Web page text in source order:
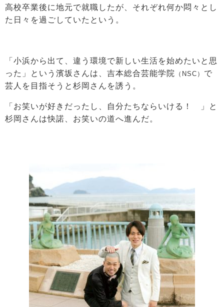
高校卒業後に地元で就職したが、それぞれ何か悶々とし
た日々を過ごしていたという。
「小浜から出て、違う環境で新しい生活を始めたいと思
った」という濱坂さんは、吉本総合芸能学院
（NSC） で
芸人を目指そうと杉岡さんを誘う。
「お笑いが好きだったし、自分たちならいける！ 」と
杉岡さんは快諾、お笑いの道へ進んだ。